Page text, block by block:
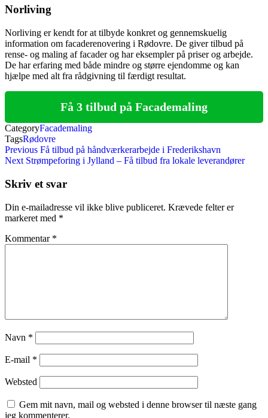
Norliving
Norliving er kendt for at tilbyde konkret og gennemskuelig
information om facaderenovering i Rødovre. De giver tilbud på
rense- og maling af facader og har eksempler på priser og arbejde.
De har erfaring med både mindre og større ejendomme og kan
hjælpe med alt fra rådgivning til færdigt resultat.
Få 3 tilbud på Facademaling
CategoryFacademaling
TagsRødovre
Indlægsnavigation
Previous
Post
Previous Få tilbud på håndværkerarbejde i Frederikshavn
Next
Next Strømpeforing i Jylland – Få tilbud fra lokale leverandører
Skriv et svar
Din e-mailadresse vil ikke blive publiceret. Krævede felter er
markeret med *
Kommentar *
Navn *
E-mail *
Websted
Gem mit navn, mail og websted i denne browser til næste gang
jeg kommenterer.